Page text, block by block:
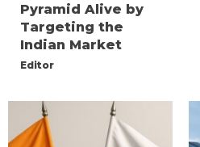
Pyramid Alive by
Targeting the
Indian Market
Editor